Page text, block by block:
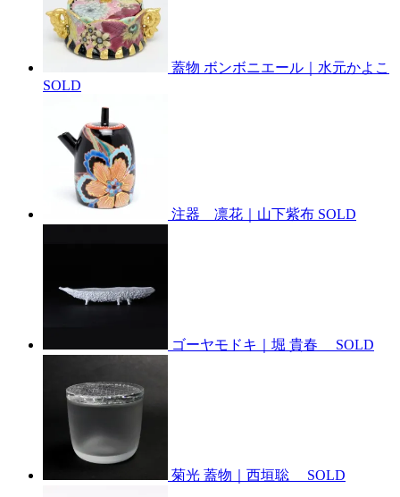
蓋物 ボンボニエール｜水元かよこ
SOLD
注器 凛花｜山下紫布 SOLD
ゴーヤモドキ｜堀 貴春 SOLD
菊光 蓋物｜西垣聡 SOLD